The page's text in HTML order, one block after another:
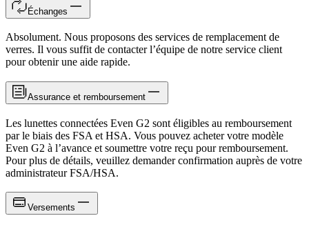
Échanges
Absolument. Nous proposons des services de remplacement de
verres. Il vous suffit de contacter l’équipe de notre service client
pour obtenir une aide rapide.
Assurance et remboursement
Les lunettes connectées Even G2 sont éligibles au remboursement
par le biais des FSA et HSA. Vous pouvez acheter votre modèle
Even G2 à l’avance et soumettre votre reçu pour remboursement.
Pour plus de détails, veuillez demander confirmation auprès de votre
administrateur FSA/HSA.
Versements